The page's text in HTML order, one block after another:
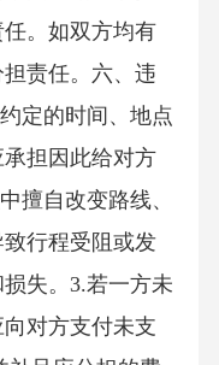
。如双方均有
责任。六、违
定的时间、地点
担因此给对方
擅自改变路线、
行程受阻或发
失。3.若一方未
对方支付未支